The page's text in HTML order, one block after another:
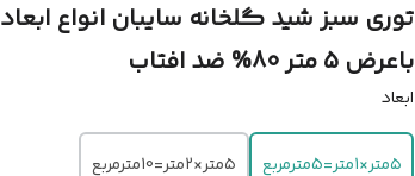
توری سبز شید گلخانه سایبان انواع ابعاد
باعرض 5 متر 80% ضد افتاب
ابعاد
۵متر×1متر=5مترمربع ۵متر×2متر=10مترمربع